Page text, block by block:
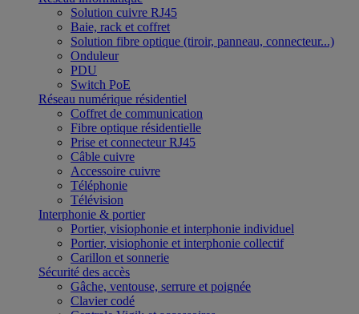
Solution cuivre RJ45
Baie, rack et coffret
Solution fibre optique (tiroir, panneau, connecteur...)
Onduleur
PDU
Switch PoE
Réseau numérique résidentiel
Coffret de communication
Fibre optique résidentielle
Prise et connecteur RJ45
Câble cuivre
Accessoire cuivre
Téléphonie
Télévision
Interphonie & portier
Portier, visiophonie et interphonie individuel
Portier, visiophonie et interphonie collectif
Carillon et sonnerie
Sécurité des accès
Gâche, ventouse, serrure et poignée
Clavier codé